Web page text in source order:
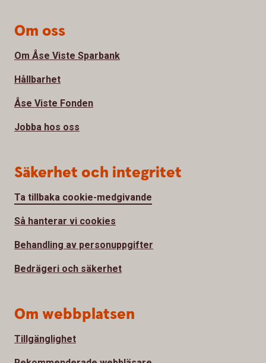
Om oss
Om Åse Viste Sparbank
Hållbarhet
Åse Viste Fonden
Jobba hos oss
Säkerhet och integritet
Ta tillbaka cookie-medgivande
Så hanterar vi cookies
Behandling av personuppgifter
Bedrägeri och säkerhet
Om webbplatsen
Tillgänglighet